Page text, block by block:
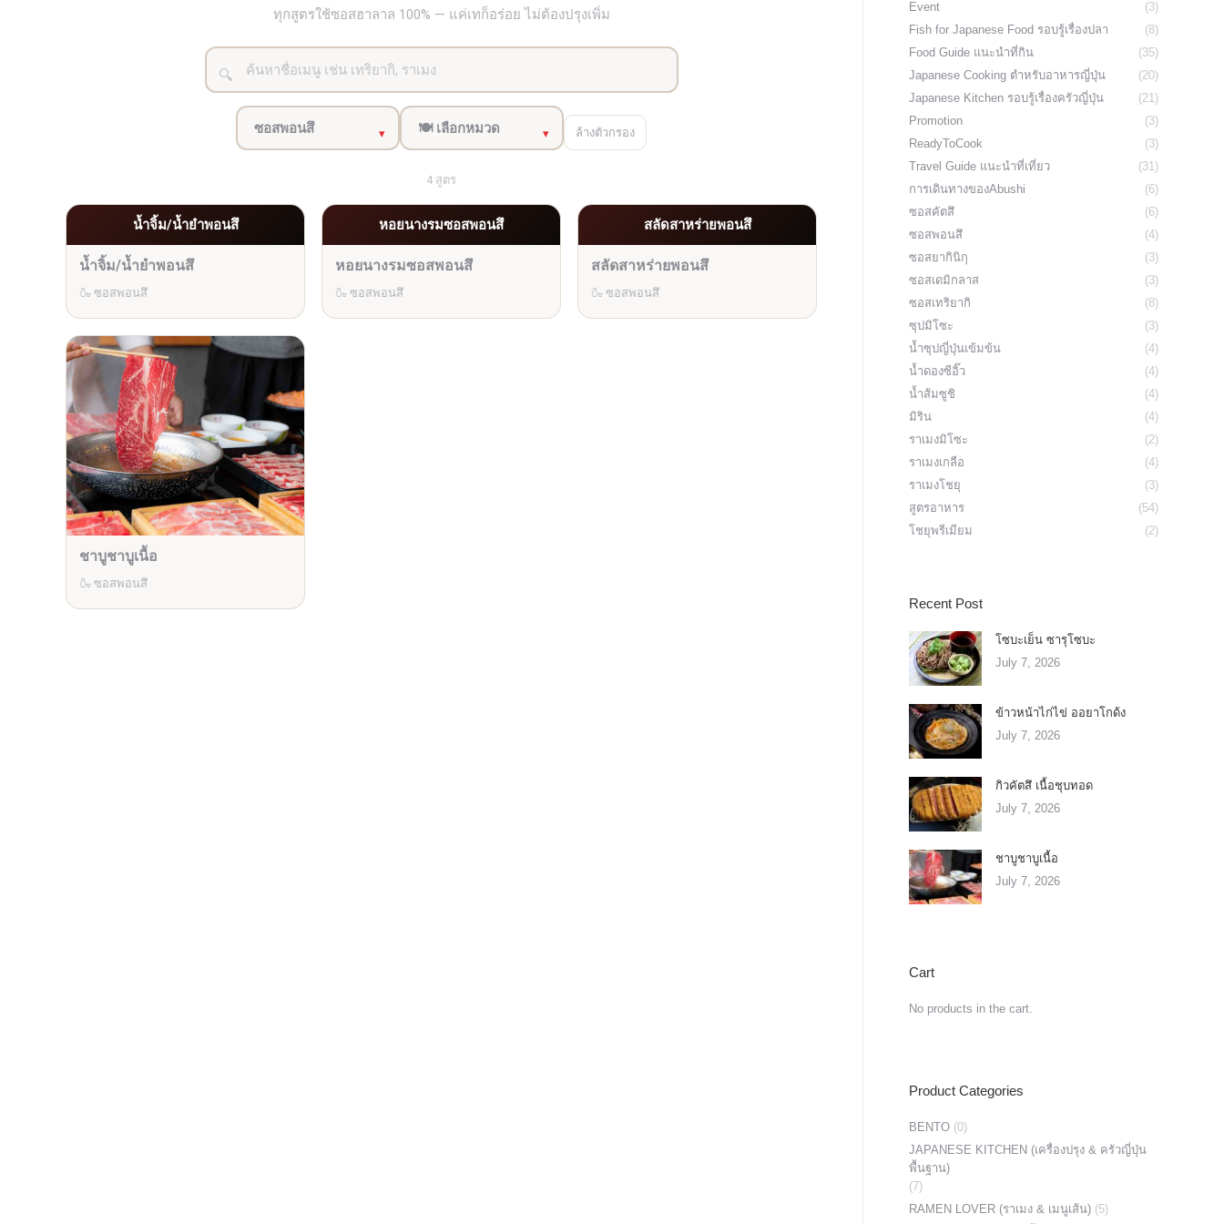
ทุกสูตรใช้ซอสฮาลาล 100% — แค่เทก็อร่อย ไม่ต้องปรุงเพิ่ม
ล้างตัวกรอง
4 สูตร
น้ำจิ้ม/น้ำยำพอนสึ
น้ำจิ้ม/น้ำยำพอนสึ
🍶 ซอสพอนสึ
หอยนางรมซอสพอนสึ
หอยนางรมซอสพอนสึ
🍶 ซอสพอนสึ
สลัดสาหร่ายพอนสึ
สลัดสาหร่ายพอนสึ
🍶 ซอสพอนสึ
ชาบูชาบูเนื้อ
🍶 ซอสพอนสึ
Event
(3)
Fish for Japanese Food รอบรู้เรื่องปลา
(8)
Food Guide แนะนำที่กิน
(35)
Japanese Cooking ตำหรับอาหารญี่ปุ่น
(20)
Japanese Kitchen รอบรู้เรื่องครัวญี่ปุ่น
(21)
Promotion
(3)
ReadyToCook
(3)
Travel Guide แนะนำที่เที่ยว
(31)
การเดินทางของAbushi
(6)
ซอสคัตสึ
(6)
ซอสพอนสึ
(4)
ซอสยากินิกุ
(3)
ซอสเดมิกลาส
(3)
ซอสเทริยากิ
(8)
ซุปมิโซะ
(3)
น้ำซุปญี่ปุ่นเข้มข้น
(4)
น้ำดองซีอิ๊ว
(4)
น้ำส้มซูชิ
(4)
มิริน
(4)
ราเมงมิโซะ
(2)
ราเมงเกลือ
(4)
ราเมงโชยุ
(3)
สูตรอาหาร
(54)
โชยุพรีเมียม
(2)
Recent Post
โซบะเย็น ซารุโซบะ
July 7, 2026
ข้าวหน้าไก่ไข่ ออยาโกด้ง
July 7, 2026
กิวคัตสึ เนื้อชุบทอด
July 7, 2026
ชาบูชาบูเนื้อ
July 7, 2026
Cart
No products in the cart.
Product Categories
BENTO (0)
JAPANESE KITCHEN (เครื่องปรุง & ครัวญี่ปุ่น
พื้นฐาน)
(7)
RAMEN LOVER (ราเมง & เมนูเส้น) (5)